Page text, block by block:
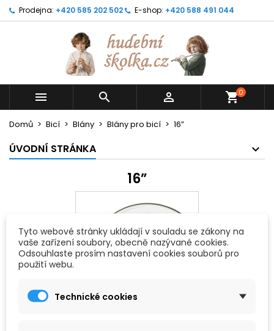
Prodejna: +420 585 202 502 E-shop: +420 588 491 044
   shopping_cart0
Domů Bicí Blány Blány pro bicí 16”
ÚVODNÍ STRÁNKA
16”
Tyto webové stránky ukládají v souladu se zákony na
vaše zařízení soubory, obecně nazývané cookies.
Odsouhlaste prosím nastavení cookies souborů pro
použití webu.
Technické cookies